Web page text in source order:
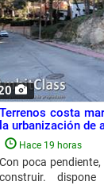
Terrenos costa
la urbanización de
Hace 19 horas
Con poca
construir.